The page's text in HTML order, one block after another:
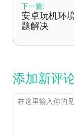
下一篇:
安卓玩机环
题解决
添加新评